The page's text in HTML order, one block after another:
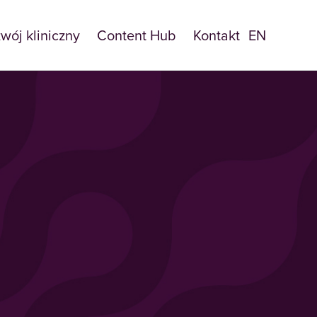
kliniczny Content Hub Kontakt EN